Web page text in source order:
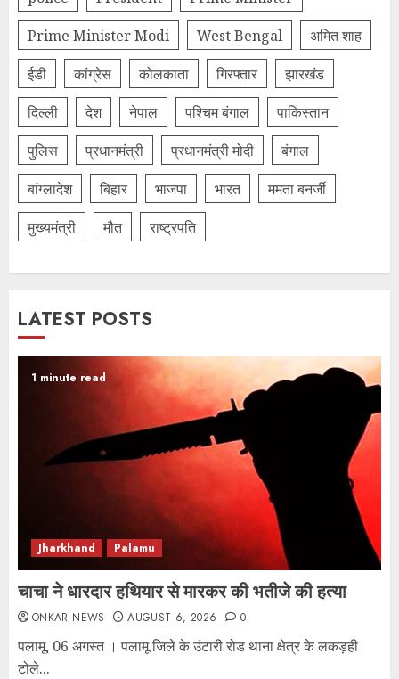
Prime Minister Modi
West Bengal
अमित शाह
ईडी
कांग्रेस कोलकाता गिरफ्तार
झारखंड
दिल्‍ली
देश नेपाल पश्चिम बंगाल
पाकिस्तान
पुलिस
प्रधानमंत्री प्रधानमंत्री मोदी
बंगाल
बांग्लादेश
बिहार भाजपा भारत
ममता बनर्जी
मुख्यमंत्री
मौत राष्ट्रपति
LATEST POSTS
1 minute read
Jharkhand Palamu
चाचा ने धारदार हथियार से मारकर की भतीजे की हत्या
ONKAR NEWS AUGUST 6, 2026 0
पलामू, 06 अगस्त । पलामू जिले के उंटारी रोड थाना क्षेत्र के लकड़ही
टोले...